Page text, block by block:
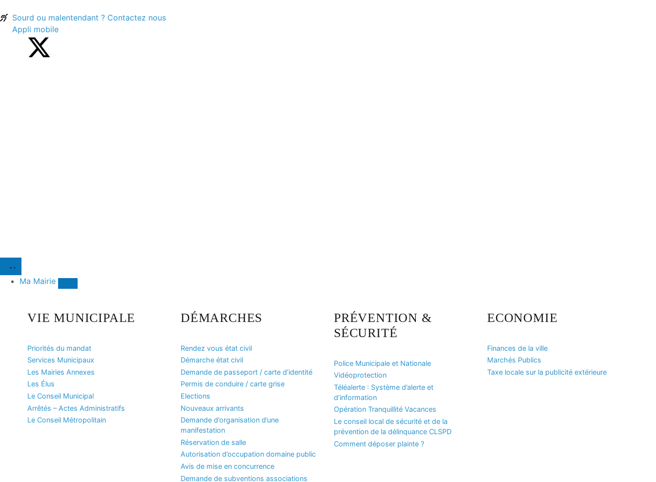
principal
Sourd ou malentendant ? Contactez nous
Appli mobile
Ma Mairie
VIE MUNICIPALE
Priorités du mandat
Services Municipaux
Les Mairies Annexes
Les Élus
Le Conseil Municipal
Arrêtés – Actes Administratifs
Le Conseil Métropolitain
DÉMARCHES
Rendez vous état civil
Démarche état civil
Demande de passeport / carte d’identité
Permis de conduire / carte grise
Elections
Nouveaux arrivants
Demande d’organisation d’une
manifestation
Réservation de salle
Autorisation d’occupation domaine public
Avis de mise en concurrence
Demande de subventions associations
PRÉVENTION &
SÉCURITÉ
Police Municipale et Nationale
Vidéoprotection
Téléalerte : Système d’alerte et
d’information
Opération Tranquillité Vacances
Le conseil local de sécurité et de la
prévention de la délinquance CLSPD
Comment déposer plainte ?
ECONOMIE
Finances de la ville
Marchés Publics
Taxe locale sur la publicité extérieure